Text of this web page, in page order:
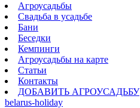
Агроусадьбы
Свадьба в усадьбе
Бани
Беседки
Кемпинги
Агроусадьбы на карте
Статьи
Контакты
ДОБАВИТЬ АГРОУСАДЬБУ
belarus-holiday